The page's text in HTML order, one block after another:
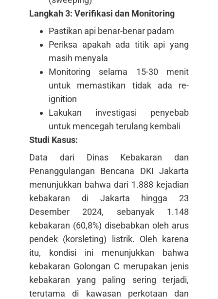
Langkah 3: Verifikasi dan Monitoring
Pastikan api benar-benar padam
Periksa apakah ada titik api yang
masih menyala
Monitoring selama 15-30 menit
untuk memastikan tidak ada re-
ignition
Lakukan investigasi penyebab
untuk mencegah terulang kembali
Studi Kasus:
Data dari Dinas Kebakaran dan
Penanggulangan Bencana DKI Jakarta
menunjukkan bahwa dari 1.888 kejadian
kebakaran di Jakarta hingga 23
Desember 2024, sebanyak 1.148
kebakaran (60,8%) disebabkan oleh arus
pendek (korsleting) listrik. Oleh karena
itu, kondisi ini menunjukkan bahwa
kebakaran Golongan C merupakan jenis
kebakaran yang paling sering terjadi,
terutama di kawasan perkotaan dan